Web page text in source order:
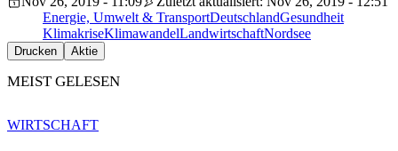
Energie, Umwelt & TransportDeutschlandGesundheit
KlimakriseKlimawandelLandwirtschaftNordsee
Drucken Aktie
MEIST GELESEN
WIRTSCHAFT